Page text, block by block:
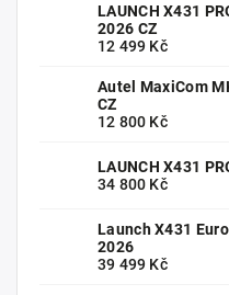
LAUNCH X431
2026 CZ
12 499 Kč
Autel MaxiCom
CZ
12 800 Kč
LAUNCH X431
34 800 Kč
Launch X431
2026
39 499 Kč